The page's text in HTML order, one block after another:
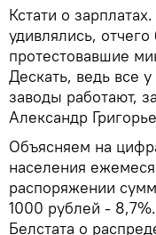
Кстати о
удивлялись,
протестовавшие
Дескать, ведь все
заводы работают,
Александр
Объясняем на
населения
распоряжении
1000 рублей -
Белстата о